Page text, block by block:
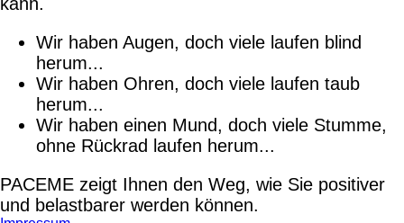
Wir haben Augen, doch viele laufen blind
herum...
Wir haben Ohren, doch viele laufen taub
herum...
Wir haben einen Mund, doch viele Stumme,
ohne Rückrad laufen herum...
PACEME zeigt Ihnen den Weg, wie Sie positiver
und belastbarer werden können.